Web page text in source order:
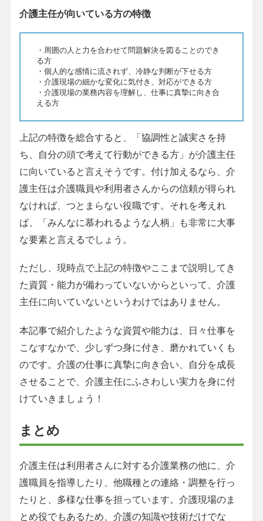
介護主任が向いている方の特徴
・周囲の人と力を合わせて問題解決を図ることのでき
る方
・個人的な感情に流されず、冷静な判断が下せる方
・介護現場の細かな変化に気付き、対応ができる方
・介護現場の業務内容を理解し、仕事に真摯に向き合
える方
上記の特徴を総合すると、「協調性と誠実さを持
ち、自分の頭で考えて行動ができる方」が介護主任
に向いていると言えそうです。付け加えるなら、介
護主任は介護職員や利用者さんからの信頼が得られ
なければ、つとまらない役職です。それを考えれ
ば、「みんなに慕われるような人柄」も非常に大事
な要素と言えるでしょう。
ただし、現時点で上記の特徴やここまで説明してき
た資質・能力が備わっていないからといって、介護
主任に向いていないというわけではありません。
本記事で紹介したような資質や能力は、日々仕事を
こなすなかで、少しずつ身に付き、磨かれていくも
のです。介護の仕事に真摯に向き合い、自分を成長
させることで、介護主任にふさわしい実力を身に付
けていきましょう！
まとめ
介護主任は利用者さんに対する介護業務の他に、介
護職員を指導したり、他職種との連絡・調整を行っ
たりと、多様な仕事を担っています。介護現場のま
とめ役でもあるため、介護の知識や技術だけでな